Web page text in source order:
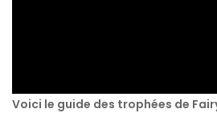
Voici le guide des trophées de